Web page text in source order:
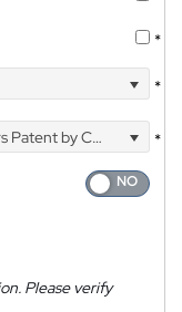
*
*
by Courier
*
Please verify